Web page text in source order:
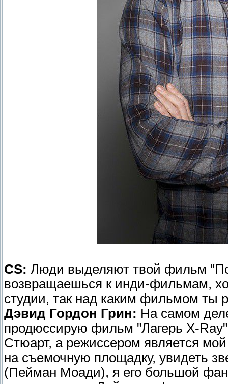
CS: Люди выделяют твой фильм
возвращаешься к инди-фильмам,
студии, так над каким фильмом ты
Дэвид Гордон Грин: На самом
продюссирую фильм "Лагерь X-
Стюарт, а режиссером является
на съемочную площадку, увидеть
(Пейман Моади), я его большой